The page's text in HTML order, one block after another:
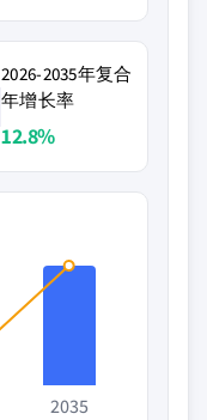
2026-2035年复合
年增长率
12.8%
2035